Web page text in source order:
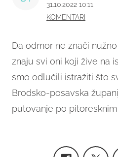
Da odmor ne znači
znaju svi oni koji žive na
smo odlučili istražiti što
Brodsko-posavska
putovanje po
31.10.2022 10:11
KOMENTARI